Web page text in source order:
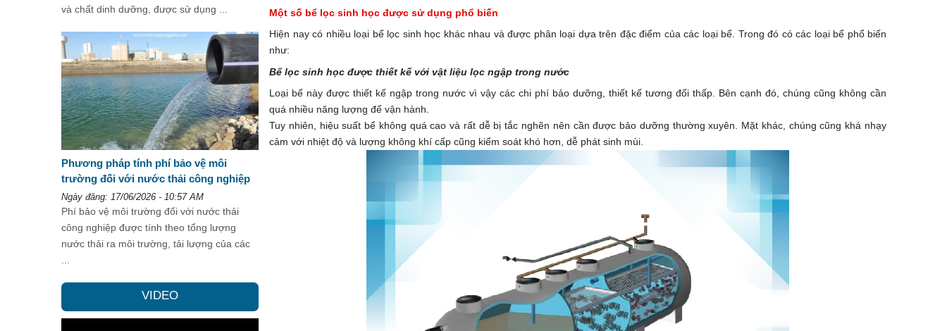
Một số bể lọc sinh học được sử dụng phổ biến
Hiện nay có nhiều loại bể lọc sinh học khác nhau và được phân loại dựa trên đặc điểm của các loại bể. Trong đó có các loại bể phổ biến
như:
Bể lọc sinh học được thiết kế với vật liệu lọc ngập trong nước
Loại bể này được thiết kế ngập trong nước vì vậy các chi phí bảo dưỡng, thiết kế tương đối thấp. Bên cạnh đó, chúng cũng không cần
quá nhiều năng lượng để vận hành.
Tuy nhiên, hiệu suất bể không quá cao và rất dễ bị tắc nghẽn nên cần được bảo dưỡng thường xuyên. Mặt khác, chúng cũng khá nhạy
cảm với nhiệt độ và lượng không khí cấp cũng kiểm soát khó hơn, dễ phát sinh mùi.
và chất dinh dưỡng, được sử dụng ...
Phương pháp tính phí bảo vệ môi
trường đối với nước thải công nghiệp
Ngày đăng: 17/06/2026 - 10:57 AM
Phí bảo vệ môi trường đối với nước thải
công nghiệp được tính theo tổng lượng
nước thải ra môi trường, tải lượng của các
VIDEO